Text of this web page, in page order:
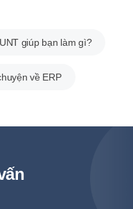
giúp bạn làm gì?
về ERP